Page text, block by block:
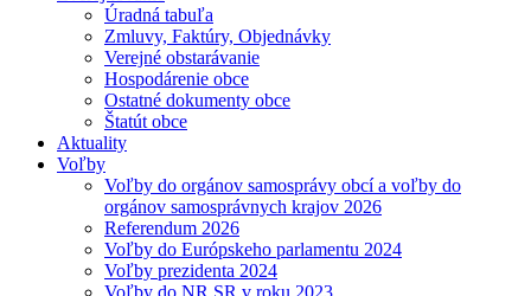
Úradná tabuľa
Zmluvy, Faktúry, Objednávky
Verejné obstarávanie
Hospodárenie obce
Ostatné dokumenty obce
Štatút obce
Aktuality
Voľby
Voľby do orgánov samosprávy obcí a voľby do
orgánov samosprávnych krajov 2026
Referendum 2026
Voľby do Európskeho parlamentu 2024
Voľby prezidenta 2024
Voľby do NR SR v roku 2023